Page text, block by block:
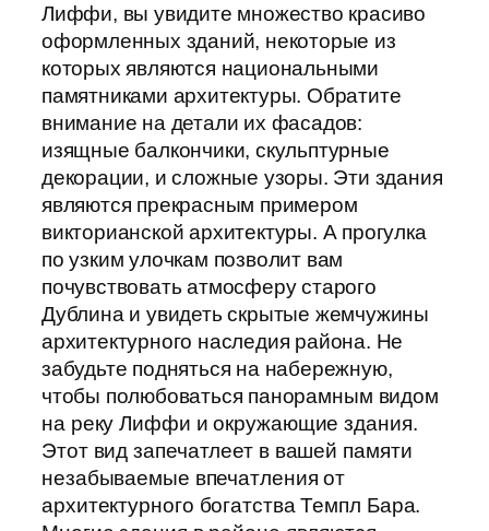
Лиффи, вы увидите множество красиво
оформленных зданий, некоторые из
которых являются национальными
памятниками архитектуры. Обратите
внимание на детали их фасадов:
изящные балкончики, скульптурные
декорации, и сложные узоры. Эти здания
являются прекрасным примером
викторианской архитектуры. А прогулка
по узким улочкам позволит вам
почувствовать атмосферу старого
Дублина и увидеть скрытые жемчужины
архитектурного наследия района. Не
забудьте подняться на набережную,
чтобы полюбоваться панорамным видом
на реку Лиффи и окружающие здания.
Этот вид запечатлеет в вашей памяти
незабываемые впечатления от
архитектурного богатства Темпл Бара.